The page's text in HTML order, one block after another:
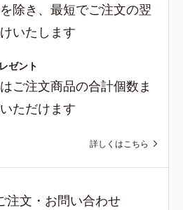
除き、最短でご注文の翌
いたします
ゼント
ご注文商品の合計個数ま
ただけます
詳しくはこちら
注文・お問い合わせ